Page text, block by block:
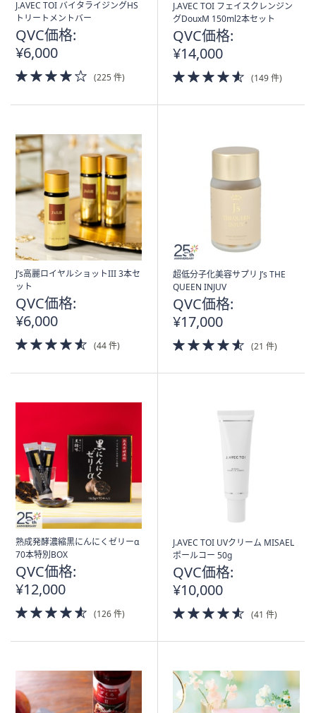
J.AVEC TOI バイタライジングHS
トリートメントバー
QVC価格:
¥6,000
4.0
of
(225 件)
J.AVEC TOI フェイスクレンジン
グDouxM 150ml2本セット
QVC価格:
¥14,000
4.5
of
(149 件)
J’s高麗ロイヤルショットIII 3本セ
ット
QVC価格:
¥6,000
4.5
of
(44 件)
超低分子化美容サプリ J’s THE
QUEEN INJUV
QVC価格:
¥17,000
4.5
of
(21 件)
熟成発酵濃縮黒にんにくゼリーα
70本特別BOX
QVC価格:
¥12,000
4.5
of
(126 件)
J.AVEC TOI UVクリーム MISAEL
ポールコー 50g
QVC価格:
¥10,000
4.5
of
(41 件)